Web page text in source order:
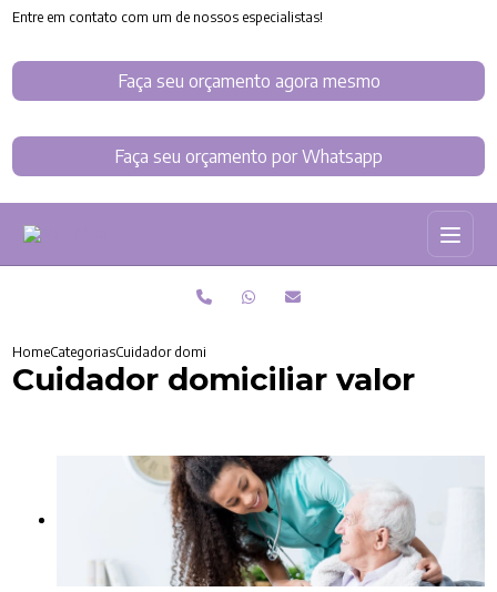
Entre em contato com um de nossos especialistas!
Faça seu orçamento agora mesmo
Faça seu orçamento por Whatsapp
HomeCategoriasCuidador domiciliar valor
Cuidador domiciliar valor